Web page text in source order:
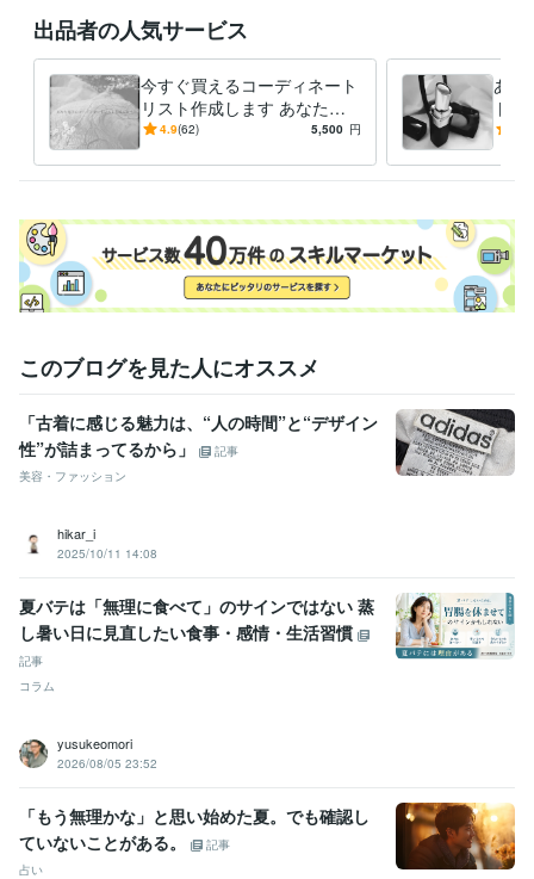
出品者の人気サービス
今すぐ買えるコーディネート
リスト作成します あなたの
服の悩み、一緒に解決しまし
4.9(62) 5,500 円
あな
ト
コス
このブログを見た人にオススメ
「古着に感じる魅力は、“人の時間”と“デザイン
性”が詰まってるから」
記事
美容・ファッション
hikar_i
2025/10/11 14:08
夏バテは「無理に食べて」のサインではない 蒸
し暑い日に見直したい食事・感情・生活習慣
記事
コラム
yusukeomori
2026/08/05 23:52
「もう無理かな」と思い始めた夏。でも確認し
ていないことがある。
記事
占い